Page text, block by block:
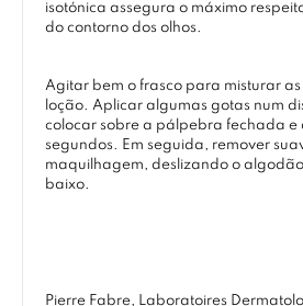
isotónica assegura o máximo
do contorno dos olhos.
Agitar bem o frasco para misturar as
loção. Aplicar algumas gotas num
colocar sobre a pálpebra fechada e
segundos. Em seguida, remover
maquilhagem, deslizando o
baixo.
Pierre Fabre, Laboratoires